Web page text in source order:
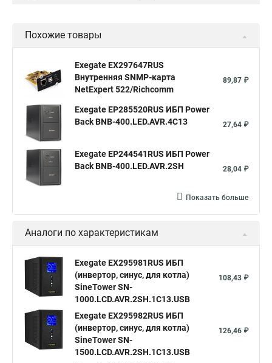
Похожие товары
Exegate EX297647RUS
Внутренняя SNMP-карта
NetExpert 522/Richcomm
89,87 ₽
Exegate EP285520RUS ИБП Power
Back BNB-400.LED.AVR.4C13
27,64 ₽
Exegate EP244541RUS ИБП Power
Back BNB-400.LED.AVR.2SH
28,04 ₽
Показать больше
Аналоги по характеристикам
Exegate EX295981RUS ИБП
(инвертор, синус, для котла)
SineTower SN-
1000.LCD.AVR.2SH.1C13.USB
108,43 ₽
Exegate EX295982RUS ИБП
(инвертор, синус, для котла)
SineTower SN-
1500.LCD.AVR.2SH.1C13.USB
126,46 ₽